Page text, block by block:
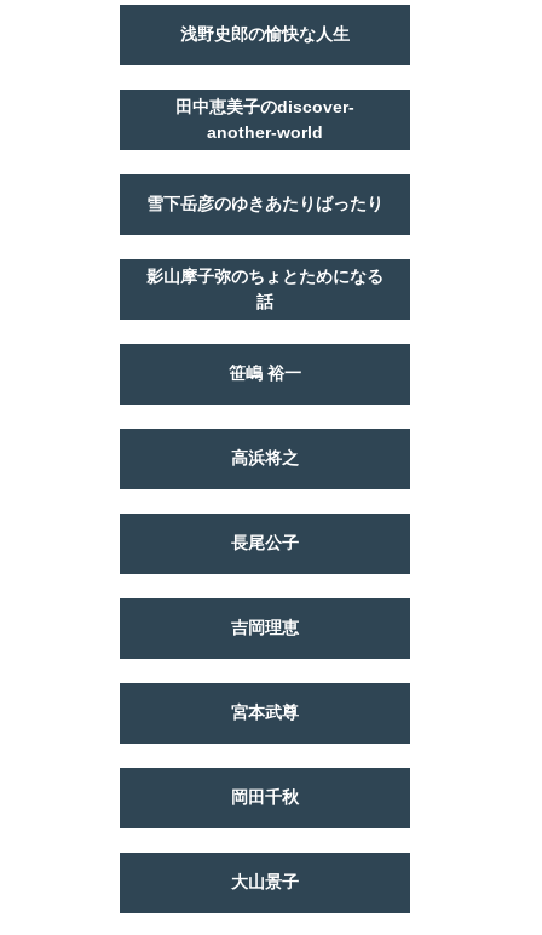
浅野史郎の愉快な人生
田中恵美子のdiscover-
another-world
雪下岳彦のゆきあたりばったり
影山摩子弥のちょとためになる
話
笹嶋 裕一
高浜将之
長尾公子
吉岡理恵
宮本武尊
岡田千秋
大山景子